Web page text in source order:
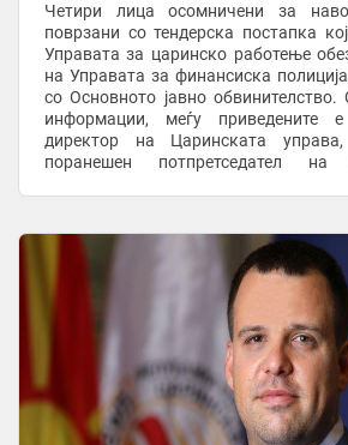
Четири лица осомничени за
поврзани со тендерска постапка
Управата за царинско работење
на Управата за финансиска
со Основното јавно обвинителство.
информации, меѓу приведените
директор на Царинската
поранешен потпретседател